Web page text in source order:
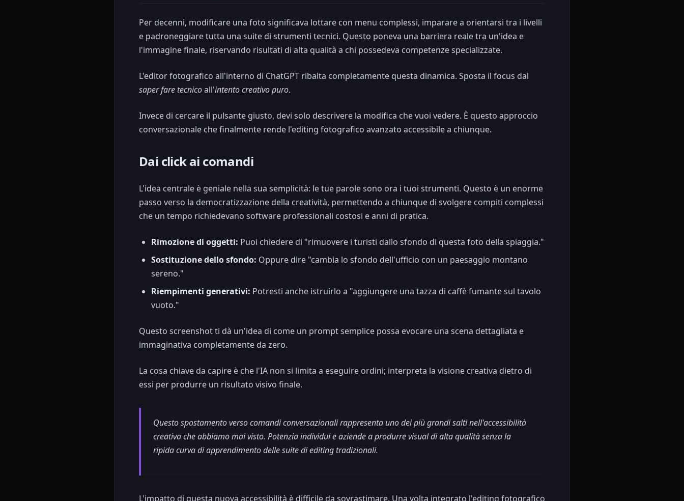
Per decenni, modificare una foto significava lottare con menu complessi, imparare a orientarsi tra i livelli
e padroneggiare tutta una suite di strumenti tecnici. Questo poneva una barriera reale tra un'idea e
l'immagine finale, riservando risultati di alta qualità a chi possedeva competenze specializzate.
L'editor fotografico all'interno di ChatGPT ribalta completamente questa dinamica. Sposta il focus dal
saper fare tecnicoall'intento creativo puro.
Invece di cercare il pulsante giusto, devi solo descrivere la modifica che vuoi vedere. È questo approccio
conversazionale che finalmente rende l'editing fotografico avanzato accessibile a chiunque.
Dai click ai comandi
L'idea centrale è geniale nella sua semplicità: le tue parole sono ora i tuoi strumenti. Questo è un enorme
passo verso la democratizzazione della creatività, permettendo a chiunque di svolgere compiti complessi
che un tempo richiedevano software professionali costosi e anni di pratica.
Rimozione di oggetti: Puoi chiedere di "rimuovere i turisti dallo sfondo di questa foto della spiaggia."
Sostituzione dello sfondo: Oppure dire "cambia lo sfondo dell'ufficio con un paesaggio montano
sereno."
Riempimenti generativi: Potresti anche istruirlo a "aggiungere una tazza di caffè fumante sul tavolo
vuoto."
Questo screenshot ti dà un'idea di come un prompt semplice possa evocare una scena dettagliata e
immaginativa completamente da zero.
La cosa chiave da capire è che l'IA non si limita a eseguire ordini; interpreta la visione creativa dietro di
essi per produrre un risultato visivo finale.
Questo spostamento verso comandi conversazionali rappresenta uno dei più grandi salti nell'accessibilità
creativa che abbiamo mai visto. Potenzia individui e aziende a produrre visual di alta qualità senza la
ripida curva di apprendimento delle suite di editing tradizionali.
L'impatto di questa nuova accessibilità è difficile da sovrastimare. Una volta integrato l'editing fotografico